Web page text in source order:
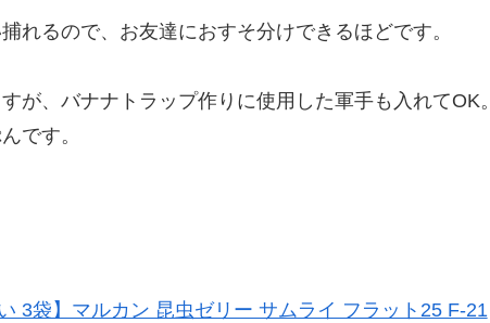
れるので、お友達におすそ分けできるほどです。
が、バナナトラップ作りに使用した軍手も入れてOK。
です。
3袋】マルカン 昆虫ゼリー サムライ フラット25 F-21